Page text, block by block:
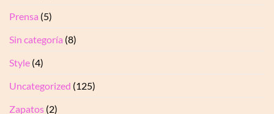
Prensa (5)
Sin categoría (8)
Style (4)
Uncategorized (125)
Zapatos (2)